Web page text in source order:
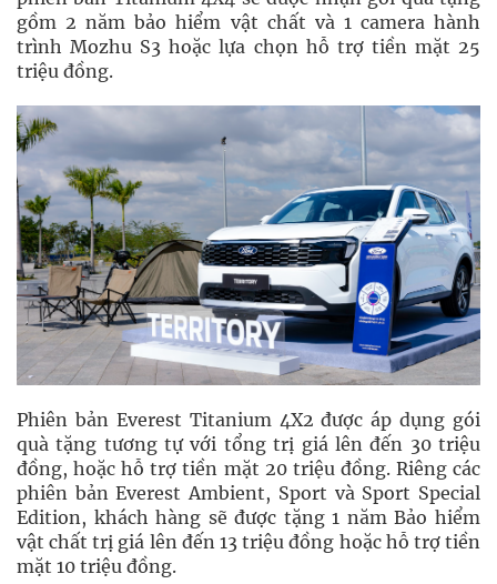
gồm 2 năm bảo hiểm vật chất và 1 camera hành
trình Mozhu S3 hoặc lựa chọn hỗ trợ tiền mặt 25
triệu đồng.
Phiên bản Everest Titanium 4X2 được áp dụng gói
quà tặng tương tự với tổng trị giá lên đến 30 triệu
đồng, hoặc hỗ trợ tiền mặt 20 triệu đồng. Riêng các
phiên bản Everest Ambient, Sport và Sport Special
Edition, khách hàng sẽ được tặng 1 năm Bảo hiểm
vật chất trị giá lên đến 13 triệu đồng hoặc hỗ trợ tiền
mặt 10 triệu đồng.